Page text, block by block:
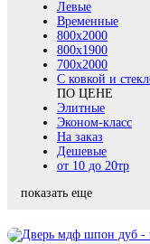
Левые
Временные
800х2000
800x1900
700x2000
С ковкой и
ПО ЦЕНЕ
Элитные
Эконом-класс
На заказ
Дешевые
от 10 до 20тр
показать еще